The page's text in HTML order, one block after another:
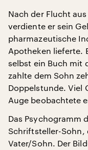
Nach der Flucht
verdiente er sein
pharmazeutische
Apotheken lieferte.
selbst ein Buch mit
zahlte dem Sohn
Doppelstunde. Viel
Auge beobachtete
Das Psychogramm
Schriftsteller-
Vater/Sohn. Der